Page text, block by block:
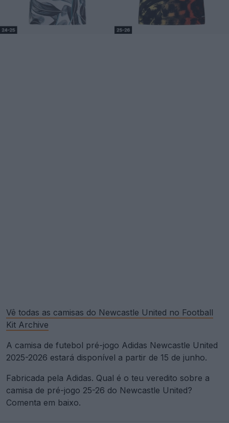
Vê todas as camisas do Newcastle United no Football
Kit Archive
A camisa de futebol pré-jogo Adidas Newcastle United
2025-2026 estará disponível a partir de 15 de junho.
Fabricada pela Adidas. Qual é o teu veredito sobre a
camisa de pré-jogo 25-26 do Newcastle United?
Comenta em baixo.